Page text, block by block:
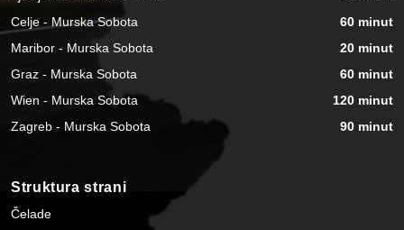
Celje - Murska Sobota
60 minut
Maribor - Murska Sobota
20 minut
Graz - Murska Sobota
60 minut
Wien - Murska Sobota
120 minut
Zagreb - Murska Sobota
90 minut
Struktura strani
Čelade